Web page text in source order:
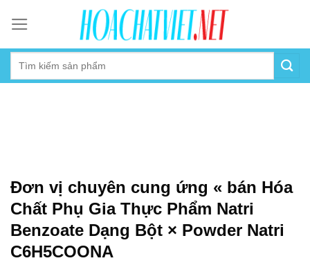
content
Đơn vị chuyên cung ứng « bán Hóa
Chất Phụ Gia Thực Phẩm Natri
Benzoate Dạng Bột × Powder Natri
C6H5COONA